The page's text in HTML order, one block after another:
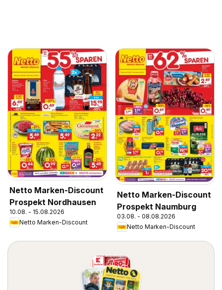
Netto Marken-Discount
Prospekt Nordhausen
10.08. - 15.08.2026
Netto Marken-Discount
Netto Marken-Discount
Prospekt Naumburg
03.08. - 08.08.2026
Netto Marken-Discount